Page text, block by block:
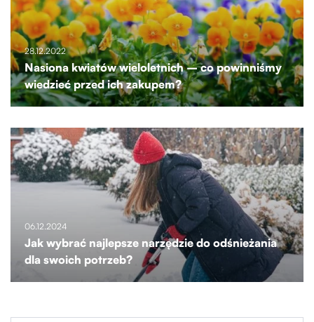
28.12.2022
Nasiona kwiatów wieloletnich – co powinniśmy
wiedzieć przed ich zakupem?
06.12.2024
Jak wybrać najlepsze narzędzie do odśnieżania
dla swoich potrzeb?